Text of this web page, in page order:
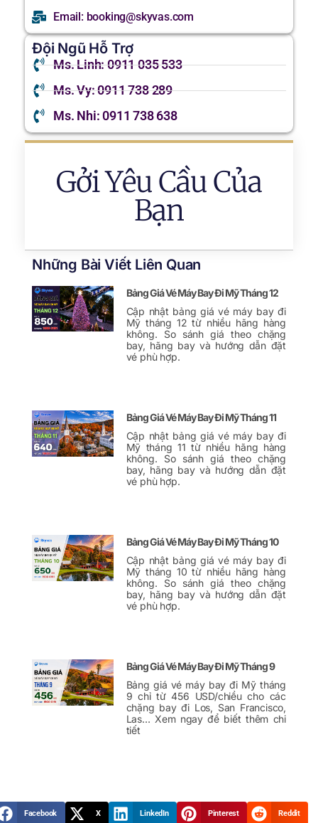
Email: booking@skyvas.com
Đội Ngũ Hỗ Trợ
Ms. Linh: 0911 035 533
Ms. Vy: 0911 738 289
Ms. Nhi: 0911 738 638
Gởi Yêu Cầu Của
Bạn
Những Bài Viết Liên Quan
Bảng Giá Vé Máy Bay Đi Mỹ Tháng 12
Cập nhật bảng giá vé máy bay đi
Mỹ tháng 12 từ nhiều hãng hàng
không. So sánh giá theo chặng
bay, hãng bay và hướng dẫn đặt
vé phù hợp.
Bảng Giá Vé Máy Bay Đi Mỹ Tháng 11
Cập nhật bảng giá vé máy bay đi
Mỹ tháng 11 từ nhiều hãng hàng
không. So sánh giá theo chặng
bay, hãng bay và hướng dẫn đặt
vé phù hợp.
Bảng Giá Vé Máy Bay Đi Mỹ Tháng 10
Cập nhật bảng giá vé máy bay đi
Mỹ tháng 10 từ nhiều hãng hàng
không. So sánh giá theo chặng
bay, hãng bay và hướng dẫn đặt
vé phù hợp.
Bảng Giá Vé Máy Bay Đi Mỹ Tháng 9
Bảng giá vé máy bay đi Mỹ tháng
9 chỉ từ 456 USD/chiều cho các
chặng bay đi Los, San Francisco,
Las… Xem ngay để biết thêm chi
tiết
Facebook X LinkedIn Pinterest Reddit